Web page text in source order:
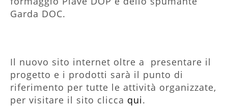
Garda DOC.
Il nuovo sito internet oltre a presentare il
progetto e i prodotti sarà il punto di
riferimento per tutte le attività organizzate,
per visitare il sito clicca qui.